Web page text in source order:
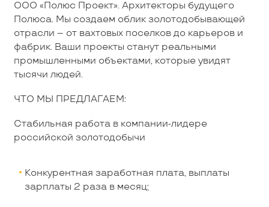
ООО «Полюс Проект». Архитекторы будущего
Полюса. Мы создаем облик золотодобывающей
отрасли – от вахтовых поселков до карьеров и
фабрик. Ваши проекты станут реальными
промышленными объектами, которые увидят
тысячи людей.
ЧТО МЫ ПРЕДЛАГАЕМ:
Стабильная работа в компании-лидере
российской золотодобычи
Конкурентная заработная плата, выплаты
зарплаты 2 раза в месяц;